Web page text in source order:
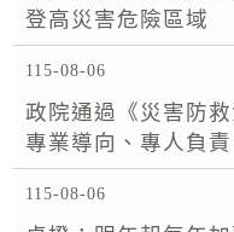
登高災害危險區域
115-08-06
政院通過《災害防
專業導向、專人負
115-08-06